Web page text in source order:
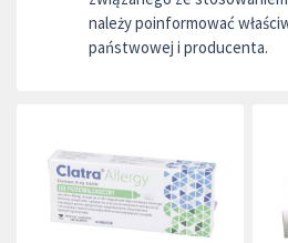
należy poinformować
państwowej i producenta.